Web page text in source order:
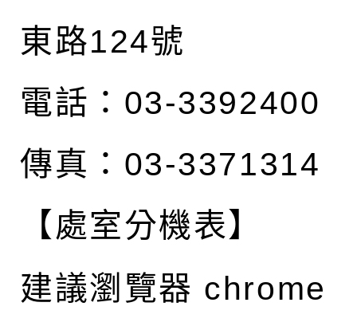
東路124號
電話：03-3392400
傳真：03-3371314
【處室分機表】
建議瀏覽器 chrome